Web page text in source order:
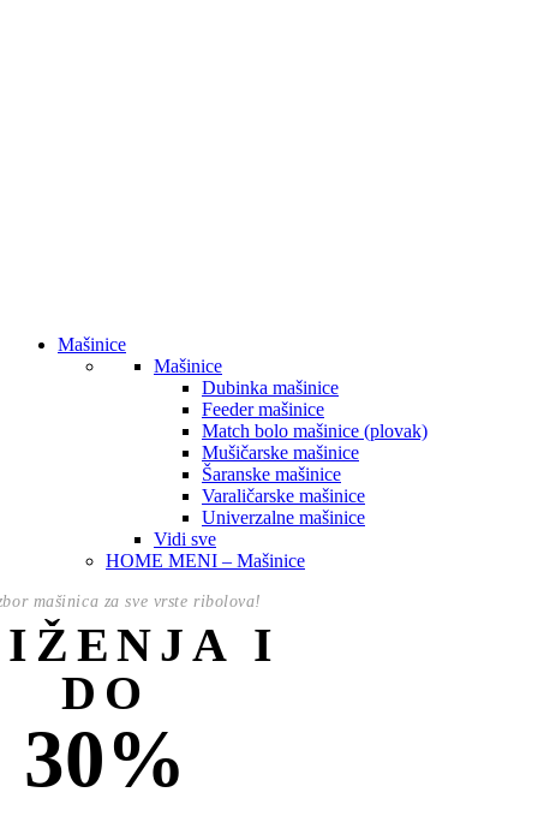
Mašinice
Mašinice
Dubinka mašinice
Feeder mašinice
Match bolo mašinice (plovak)
Mušičarske mašinice
Šaranske mašinice
Varaličarske mašinice
Univerzalne mašinice
Vidi sve
HOME MENI – Mašinice
mašinica za sve vrste ribolova!
I
DO
30%